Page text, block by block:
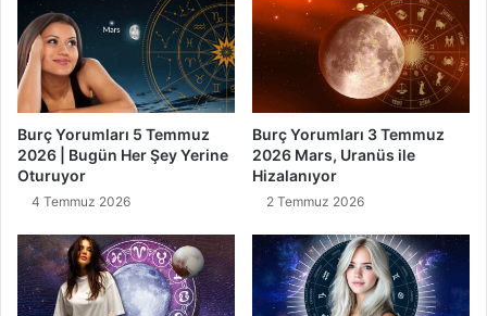
Burç Yorumları 5 Temmuz
2026 | Bugün Her Şey Yerine
Oturuyor
4 Temmuz 2026
Burç Yorumları 3 Temmuz
2026 Mars, Uranüs ile
Hizalanıyor
2 Temmuz 2026